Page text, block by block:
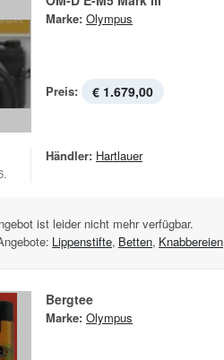
Marke: Olympus
Preis: € 1.679,00
Händler: Hartlauer
ist leider nicht mehr verfügbar.
Lippenstifte, Betten, Knabbereien
Bergtee
Marke: Olympus